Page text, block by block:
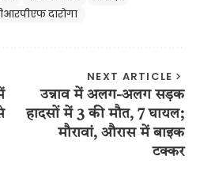
दारोगा
NEXT ARTICLE
उन्नाव में अलग-अलग सड़क
हादसों में 3 की मौत, 7 घायल;
मौरावां, औरास में बाइक
टक्कर